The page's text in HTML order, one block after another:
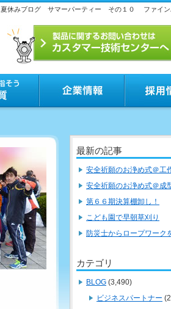
夏休みブログ サマーパーティー その１０ ファイ
最新の記事
安全祈願のお浄め式＠工
安全祈願のお浄め式＠成
第６６期決算棚卸し！
こども園で早朝草刈り
防災士からロープワーク
カテゴリ
BLOG (3,490)
ビジネスパートナー